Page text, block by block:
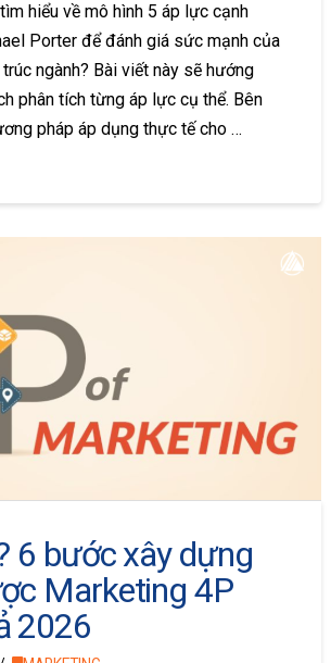
hiểu về mô hình 5 áp lực cạnh
Porter để đánh giá sức mạnh của
ngành? Bài viết này sẽ hướng
phân tích từng áp lực cụ thể. Bên
pháp áp dụng thực tế cho …
6 bước xây dựng
Marketing 4P
2026